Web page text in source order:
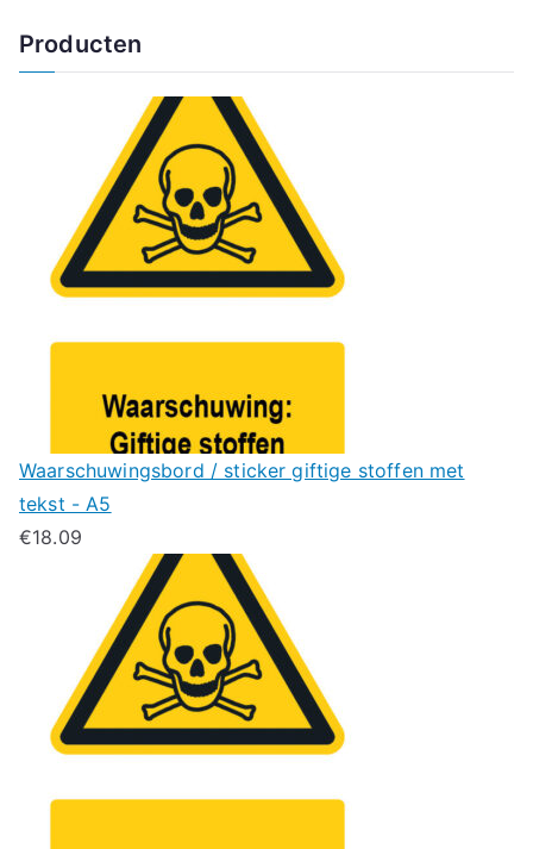
Producten
Waarschuwingsbord / sticker giftige stoffen met
tekst - A5
€18.09